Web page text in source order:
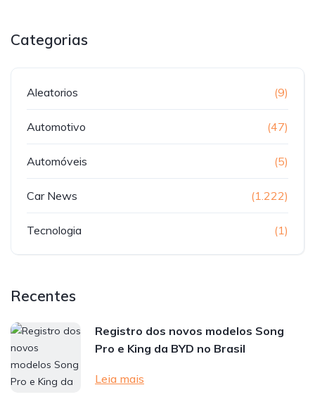
Categorias
Aleatorios (9)
Automotivo (47)
Automóveis (5)
Car News (1.222)
Tecnologia (1)
Recentes
Registro dos novos modelos Song
Pro e King da BYD no Brasil
Leia mais